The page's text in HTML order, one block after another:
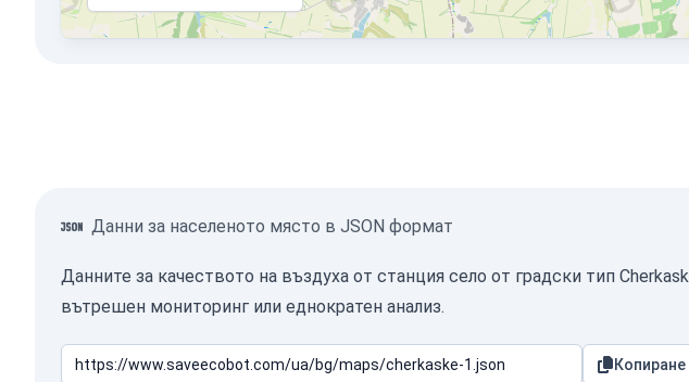
Данни за населеното място в JSON формат
Данните за качеството на въздуха от станция село от градски тип
вътрешен мониторинг или еднократен анализ.
Копиране